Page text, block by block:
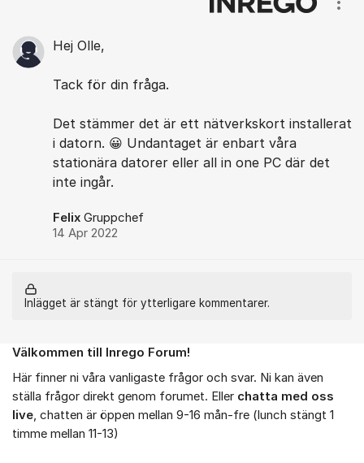
Hej Olle,
Tack för din fråga.
Det stämmer det är ett nätverkskort installerat
i datorn. 😀 Undantaget är enbart våra
stationära datorer eller all in one PC där det
inte ingår.
Felix Gruppchef
14 Apr 2022
Inlägget är stängt för ytterligare kommentarer.
Om forumet
Välkommen till Inrego Forum!
Här finner ni våra vanligaste frågor och svar. Ni kan även
ställa frågor direkt genom forumet. Eller chatta med oss
live, chatten är öppen mellan 9-16 mån-fre (lunch stängt 1
timme mellan 11-13)